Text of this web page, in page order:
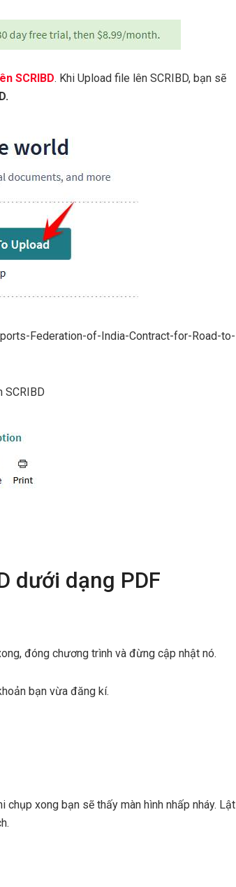
SCRIBD. Khi Upload file lên SCRIBD, bạn sẽ
Federation-of-India-Contract-for-Road-to-
SCRIBD
dưới dạng PDF
đóng chương trình và đừng cập nhật nó.
bạn vừa đăng kí.
chụp xong bạn sẽ thấy màn hình nhấp nháy. Lật